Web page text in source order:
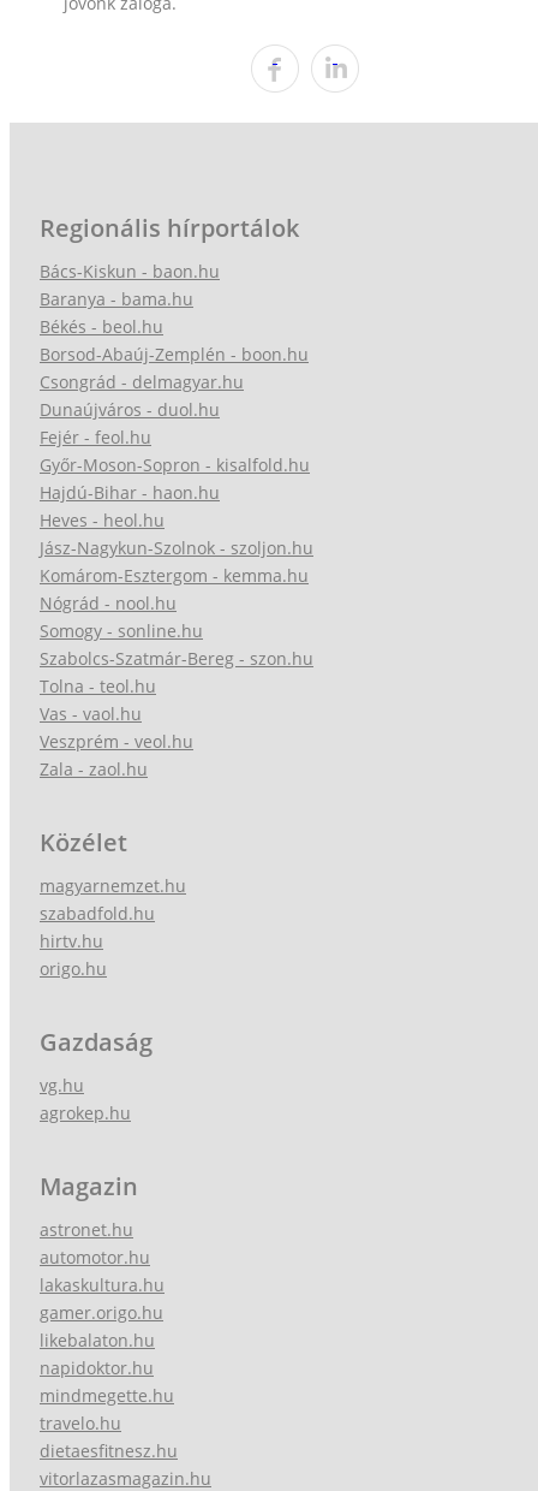
Regionális hírportálok
Bács-Kiskun - baon.hu
Baranya - bama.hu
Békés - beol.hu
Borsod-Abaúj-Zemplén - boon.hu
Csongrád - delmagyar.hu
Dunaújváros - duol.hu
Fejér - feol.hu
Győr-Moson-Sopron - kisalfold.hu
Hajdú-Bihar - haon.hu
Heves - heol.hu
Jász-Nagykun-Szolnok - szoljon.hu
Komárom-Esztergom - kemma.hu
Nógrád - nool.hu
Somogy - sonline.hu
Szabolcs-Szatmár-Bereg - szon.hu
Tolna - teol.hu
Vas - vaol.hu
Veszprém - veol.hu
Zala - zaol.hu
Közélet
magyarnemzet.hu
szabadfold.hu
hirtv.hu
origo.hu
Gazdaság
vg.hu
agrokep.hu
Magazin
astronet.hu
automotor.hu
lakaskultura.hu
gamer.origo.hu
likebalaton.hu
napidoktor.hu
mindmegette.hu
travelo.hu
dietaesfitnesz.hu
vitorlazasmagazin.hu